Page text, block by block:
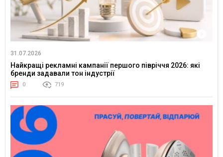
31.07.2026
Найкращі рекламні кампанії першого півріччя 2026: які
бренди задавали тон індустрії
0 719